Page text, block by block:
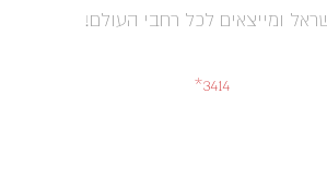
ומייצאים לכל רחבי העולם!
3414*